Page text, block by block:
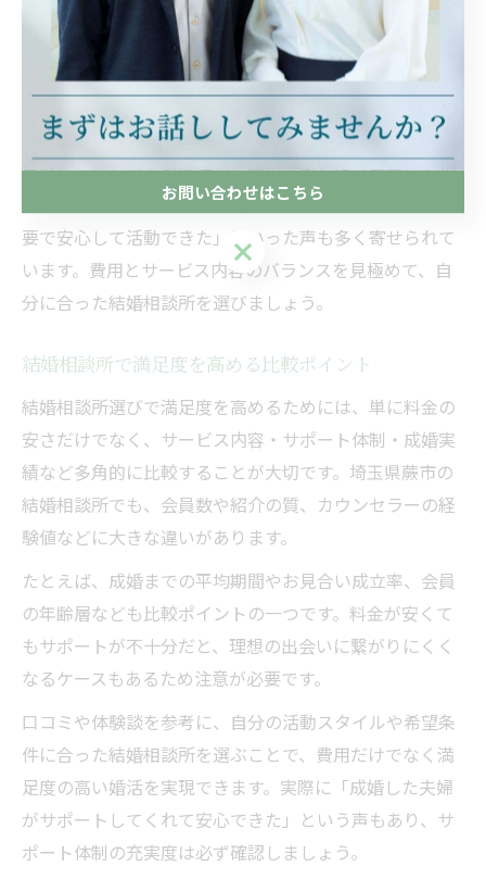
で、無駄な出費を抑えられます。また、無料相談を活用
して、実際にカウンセラーの対応や相談所の雰囲気を体
感し、納得した上で入会を検討することが失敗を防ぐポ
イントです。
実際に、忙しい方や婚活初心者の方からは「サポートの
手厚さと料金のバランスが良かった」「お見合い料が不
要で安心して活動できた」といった声も多く寄せられて
います。費用とサービス内容のバランスを見極めて、自
分に合った結婚相談所を選びましょう。
結婚相談所で満足度を高める比較ポイント
結婚相談所選びで満足度を高めるためには、単に料金の
安さだけでなく、サービス内容・サポート体制・成婚実
績など多角的に比較することが大切です。埼玉県蕨市の
結婚相談所でも、会員数や紹介の質、カウンセラーの経
験値などに大きな違いがあります。
たとえば、成婚までの平均期間やお見合い成立率、会員
の年齢層なども比較ポイントの一つです。料金が安くて
もサポートが不十分だと、理想の出会いに繋がりにくく
なるケースもあるため注意が必要です。
口コミや体験談を参考に、自分の活動スタイルや希望条
件に合った結婚相談所を選ぶことで、費用だけでなく満
足度の高い婚活を実現できます。実際に「成婚した夫婦
がサポートしてくれて安心できた」という声もあり、サ
ポート体制の充実度は必ず確認しましょう。
お問い合わせはこちら
お問い合わせはこちら